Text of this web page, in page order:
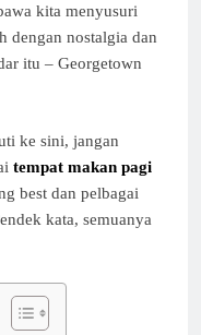
kita menyusuri
dengan nostalgia dan
itu – Georgetown
ke sini, jangan
tempat makan pagi
best dan pelbagai
kata, semuanya